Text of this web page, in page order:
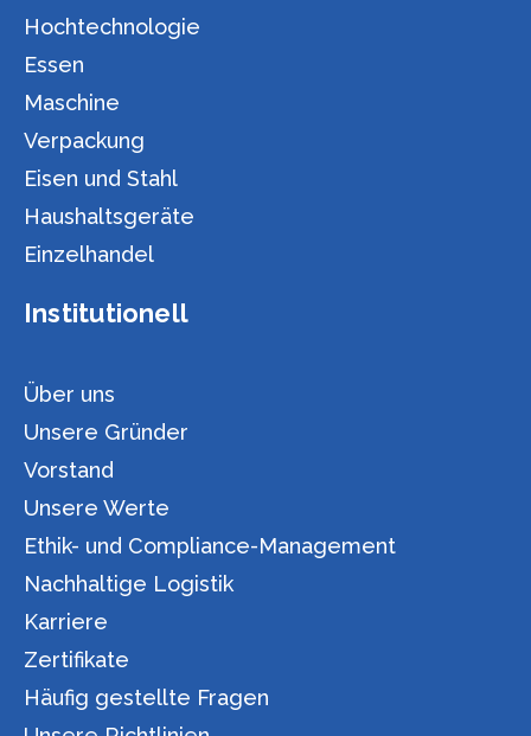
Hochtechnologie
Essen
Maschine
Verpackung
Eisen und Stahl
Haushaltsgeräte
Einzelhandel
Institutionell
Über uns
Unsere Gründer
Vorstand
Unsere Werte
Ethik- und Compliance-Management
Nachhaltige Logistik
Karriere
Zertifikate
Häufig gestellte Fragen